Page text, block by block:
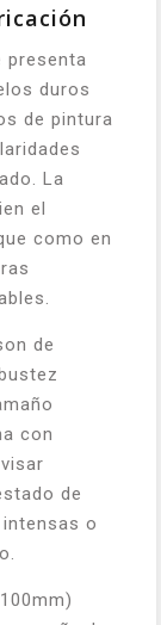
presenta
duros
de pintura
La
el
como en
de
con
de
o